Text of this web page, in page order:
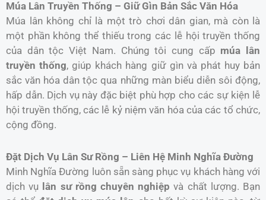
Múa Lân Truyền Thống – Giữ Gìn Bản Sắc Văn Hóa
Múa lân không chỉ là một trò chơi dân gian, mà còn là
một phần không thể thiếu trong các lễ hội truyền thống
của dân tộc Việt Nam. Chúng tôi cung cấp múa lân
truyền thống, giúp khách hàng giữ gìn và phát huy bản
sắc văn hóa dân tộc qua những màn biểu diễn sôi động,
hấp dẫn. Dịch vụ này đặc biệt phù hợp cho các sự kiện lễ
hội truyền thống, các lễ kỷ niệm văn hóa của các tổ chức,
cộng đồng.
Đặt Dịch Vụ Lân Sư Rồng – Liên Hệ Minh Nghĩa Đường
Minh Nghĩa Đường luôn sẵn sàng phục vụ khách hàng với
dịch vụ lân sư rồng chuyên nghiệp và chất lượng. Bạn